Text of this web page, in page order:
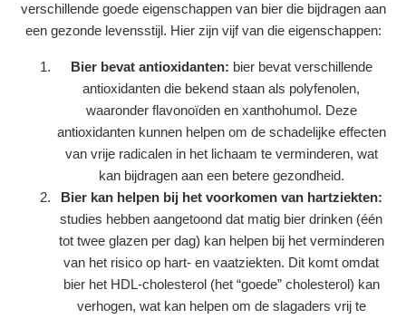
verschillende goede eigenschappen van bier die bijdragen aan
een gezonde levensstijl. Hier zijn vijf van die eigenschappen:
Bier bevat antioxidanten: bier bevat verschillende
antioxidanten die bekend staan als polyfenolen,
waaronder flavonoïden en xanthohumol. Deze
antioxidanten kunnen helpen om de schadelijke effecten
van vrije radicalen in het lichaam te verminderen, wat
kan bijdragen aan een betere gezondheid.
Bier kan helpen bij het voorkomen van hartziekten:
studies hebben aangetoond dat matig bier drinken (één
tot twee glazen per dag) kan helpen bij het verminderen
van het risico op hart- en vaatziekten. Dit komt omdat
bier het HDL-cholesterol (het “goede” cholesterol) kan
verhogen, wat kan helpen om de slagaders vrij te